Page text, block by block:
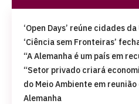
‘Open Days’ reúne cidades
‘Ciência sem Fronteiras’
“A Alemanha é um país em
“Setor privado criará
do Meio Ambiente em
Alemanha